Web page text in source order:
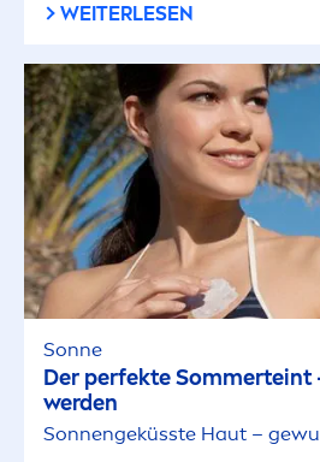
WEITERLESEN
Sonne
Der perfekte Sommerteint
werden
Sonnengeküsste Haut –